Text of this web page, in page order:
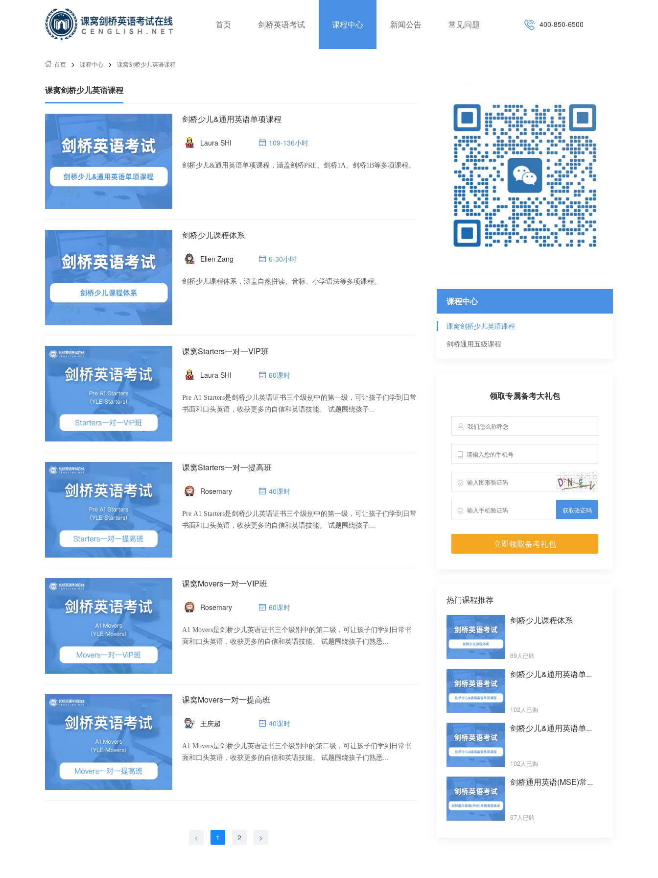
首页 剑桥英语考试 课程中心 新闻公告 常见问题 400-850-6500
首页 > 课程中心 > 课窝剑桥少儿英语课程
课窝剑桥少儿英语课程
剑桥少儿&通用英语单项课程
Laura SHI 109-136小时
剑桥少儿&通用英语单项课程，涵盖剑桥PRE、剑桥1A、剑桥1B等多项课程。
剑桥少儿课程体系
Ellen Zang 6-30小时
剑桥少儿课程体系，涵盖自然拼读、音标、小学语法等多项课程。
课窝Starters一对一VIP班
Laura SHI 60课时
Pre A1 Starters是剑桥少儿英语证书三个级别中的第一级，可让孩子们学到日常
书面和口头英语，收获更多的自信和英语技能。 试题围绕孩子...
课窝Starters一对一提高班
Rosemary
40课时
Pre A1 Starters是剑桥少儿英语证书三个级别中的第一级，可让孩子们学到日常
书面和口头英语，收获更多的自信和英语技能。 试题围绕孩子...
课窝Movers一对一VIP班
Rosemary
60课时
A1 Movers是剑桥少儿英语证书三个级别中的第二级，可让孩子们学到日常书
面和口头英语，收获更多的自信和英语技能。 试题围绕孩子们熟悉...
课窝Movers一对一提高班
王庆超 40课时
A1 Movers是剑桥少儿英语证书三个级别中的第二级，可让孩子们学到日常书
面和口头英语，收获更多的自信和英语技能。 试题围绕孩子们熟悉...
< 1 2 >
课程中心
课窝剑桥少儿英语课程
剑桥通用五级课程
领取专属备考大礼包
获取验证码
立即领取备考礼包
热门课程推荐
剑桥少儿课程体系
89人已购
剑桥少儿&通用英语单...
102人已购
剑桥少儿&通用英语单...
102人已购
剑桥通用英语(MSE)常...
67人已购